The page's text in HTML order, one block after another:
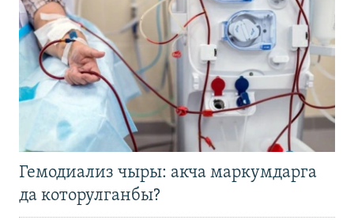
Гемодиализ чыры: акча маркумдарга
да которулганбы?